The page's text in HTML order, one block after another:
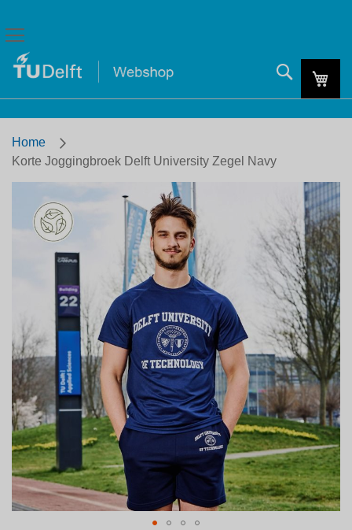
Mijn
Zoeken
Home
Korte Joggingbroek Delft University Zegel Navy
images
gallery